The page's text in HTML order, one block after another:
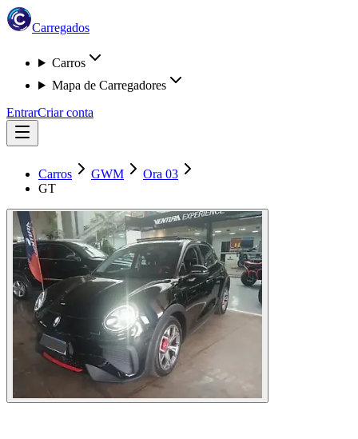
Carregados
Carros
Mapa de Carregadores
EntrarCriar conta
Carros GWM
Ora 03
GT